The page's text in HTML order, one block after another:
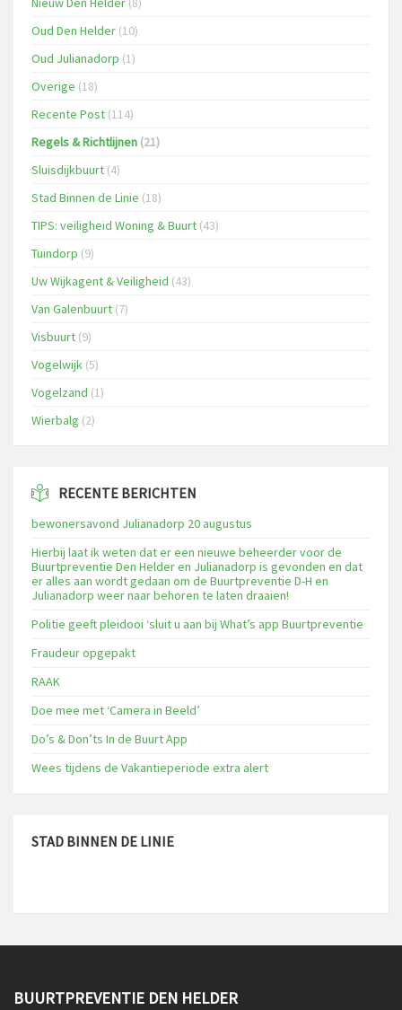
Oud Den Helder (10)
Oud Julianadorp (1)
Overige (18)
Recente Post (114)
Regels & Richtlijnen (21)
Sluisdijkbuurt (4)
Stad Binnen de Linie (18)
TIPS: veiligheid Woning & Buurt (43)
Tuindorp (9)
Uw Wijkagent & Veiligheid (43)
Van Galenbuurt (7)
Visbuurt (9)
Vogelwijk (5)
Vogelzand (1)
Wierbalg (2)
RECENTE BERICHTEN
bewonersavond Julianadorp 20 augustus
Hierbij laat ik weten dat er een nieuwe beheerder voor de
Buurtpreventie Den Helder en Julianadorp is gevonden en dat
er alles aan wordt gedaan om de Buurtpreventie D-H en
Julianadorp weer naar behoren te laten draaien!
Politie geeft pleidooi ‘sluit u aan bij What’s app Buurtpreventie
Fraudeur opgepakt
RAAK
Doe mee met ‘Camera in Beeld’
Do’s & Don’ts In de Buurt App
Wees tijdens de Vakantieperiode extra alert
STAD BINNEN DE LINIE
BUURTPREVENTIE DEN HELDER